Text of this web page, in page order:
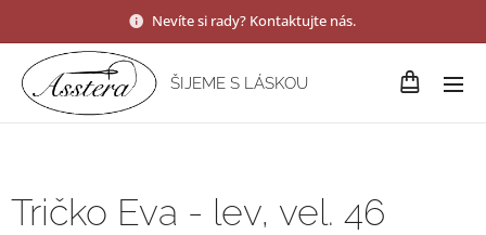
Nevíte si rady? Kontaktujte nás.
ŠIJEME S LÁSKOU
Tričko Eva - lev, vel. 46